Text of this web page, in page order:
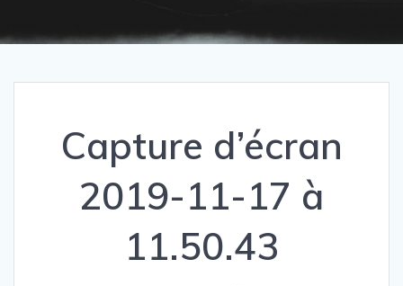
Capture d’écran
2019-11-17 à
11.50.43